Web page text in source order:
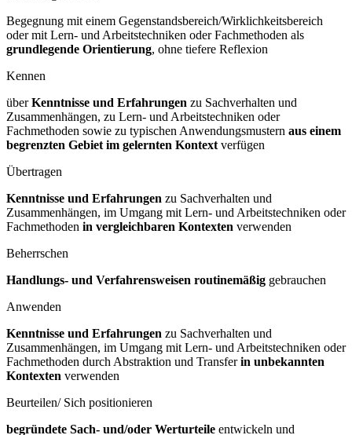
Begegnung mit einem Gegenstandsbereich/Wirklichkeitsbereich
oder mit Lern- und Arbeitstechniken oder Fachmethoden als
grundlegende Orientierung, ohne tiefere Reflexion
Kennen
überKenntnisse und Erfahrungen zu Sachverhalten und
Zusammenhängen, zu Lern- und Arbeitstechniken oder
Fachmethoden sowie zu typischen Anwendungsmustern aus einem
begrenzten Gebiet im gelernten Kontext verfügen
Übertragen
Kenntnisse und Erfahrungen zu Sachverhalten und
Zusammenhängen, im Umgang mit Lern- und Arbeitstechniken oder
Fachmethoden in vergleichbaren Kontexten verwenden
Beherrschen
Handlungs- und Verfahrensweisen routinemäßig gebrauchen
Anwenden
Kenntnisse und Erfahrungen zu Sachverhalten und
Zusammenhängen, im Umgang mit Lern- und Arbeitstechniken oder
Fachmethoden durch Abstraktion und Transferin unbekannten
Kontexten verwenden
Beurteilen/ Sich positionieren
begründete Sach- und/oder Werturteile entwickeln und